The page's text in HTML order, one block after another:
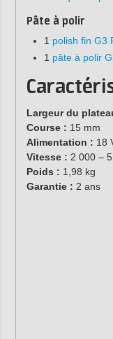
Pâte à polir
1 polish fin G3
1 pâte à polir
Largeur du
Course : 15 mm
Alimentation : 18
Vitesse : 2 000 –
Poids : 1,98 kg
Garantie : 2 ans